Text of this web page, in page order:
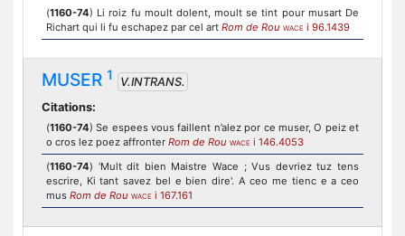
(1160-74) Li roiz fu moult dolent, moult se tint pour musart De
Richart qui li fu eschapez par cel art Rom de Rou WACE i 96.1439
MUSER 1
V.INTRANS.
Citations:
(1160-74) Se espees vous faillent n’alez por ce muser, O peiz et
o cros lez poez affronter Rom de Rou WACE i 146.4053
(1160-74) 'Mult dit bien Maistre Wace ; Vus devriez tuz tens
escrire, Ki tant savez bel e bien dire'. A ceo me tienc e a ceo
mus Rom de Rou WACE i 167.161